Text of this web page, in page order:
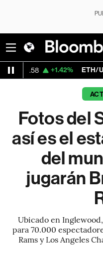
+1.42% ETH/USD
Fotos del
así es el
del
jugarán
Ubicado en
para 70.000
Rams y Los Angeles